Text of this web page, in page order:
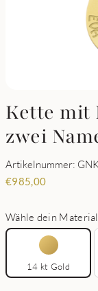
Kette mit
zwei
Artikelnummer:
€985,00
Wähle dein
14 kt Gold